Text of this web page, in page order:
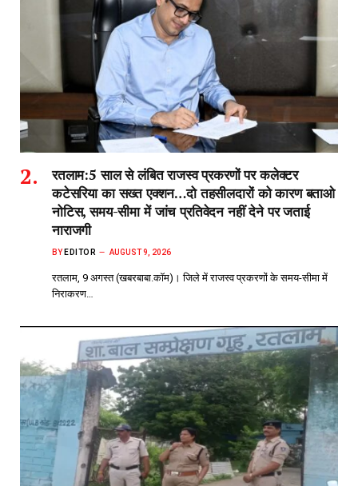
रतलाम:5 साल से लंबित राजस्व प्रकरणों पर कलेक्टर
कटेसरिया का सख्त एक्शन…दो तहसीलदारों को कारण बताओ
नोटिस, समय-सीमा में जांच प्रतिवेदन नहीं देने पर जताई
नाराजगी
BY EDITOR AUGUST 9, 2026
रतलाम, 9 अगस्त (खबरबाबा.कॉम)। जिले में राजस्व प्रकरणों के समय-सीमा में
निराकरण…